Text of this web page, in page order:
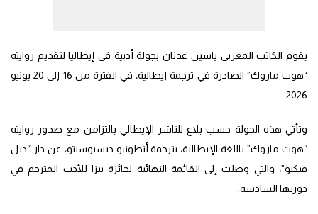
يقوم الكاتب المغربي ياسين عدنان بجولة أدبية في إيطاليا لتقديم روايته
“هوت ماروك” الصادرة في ترجمة إيطالية، في الفترة من 16 إلى 20 يونيو
2026.
وتأتي هذه الجولة حسب بلاغ للناشر الإيطالي بالتزامن مع صدور روايته
“هوت ماروك” باللغة الإيطالية، بترجمة أنطونيو ديسبوسيتو، عن دار “ديل
فيكيو”، والتي وصلت إلى القائمة النهائية لجائزة بيزا للأدب المترجم في
دورتها السادسة.